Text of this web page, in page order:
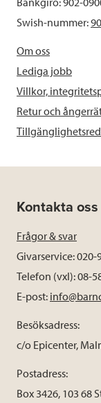
Swish-nummer:
Om oss
Lediga jobb
Villkor,
Retur och
Kontakta oss
Frågor & svar
Givarservice: 020-
Telefon (vxl): 08-
E-post:
Besöksadress:
c/o Epicenter,
Postadress:
Box 3426, 103 68